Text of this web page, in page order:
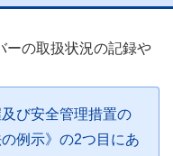
ーの取扱状況の記録や
び安全管理措置の
例示》の2つ目にあ